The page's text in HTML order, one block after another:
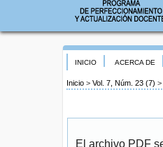
INICIO ACERCA DE
Inicio > Vol. 7, Núm. 23 (7) >
El archivo PDF